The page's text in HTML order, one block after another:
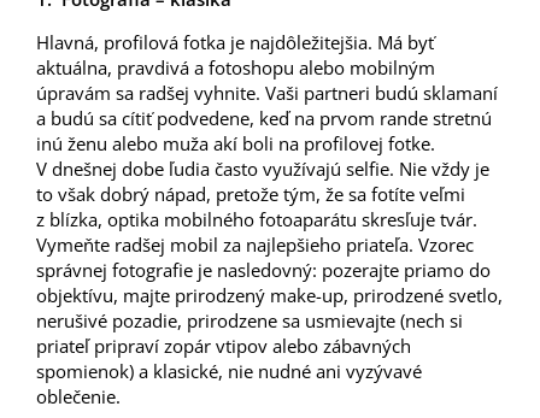
Hlavná, profilová fotka je najdôležitejšia. Má byť
aktuálna, pravdivá a fotoshopu alebo mobilným
úpravám sa radšej vyhnite. Vaši partneri budú sklamaní
a budú sa cítiť podvedene, keď na prvom rande stretnú
inú ženu alebo muža akí boli na profilovej fotke.
V dnešnej dobe ľudia často využívajú selfie. Nie vždy je
to však dobrý nápad, pretože tým, že sa fotíte veľmi
z blízka, optika mobilného fotoaparátu skresľuje tvár.
Vymeňte radšej mobil za najlepšieho priateľa. Vzorec
správnej fotografie je nasledovný: pozerajte priamo do
objektívu, majte prirodzený make-up, prirodzené svetlo,
nerušivé pozadie, prirodzene sa usmievajte (nech si
priateľ pripraví zopár vtipov alebo zábavných
spomienok) a klasické, nie nudné ani vyzývavé
oblečenie.